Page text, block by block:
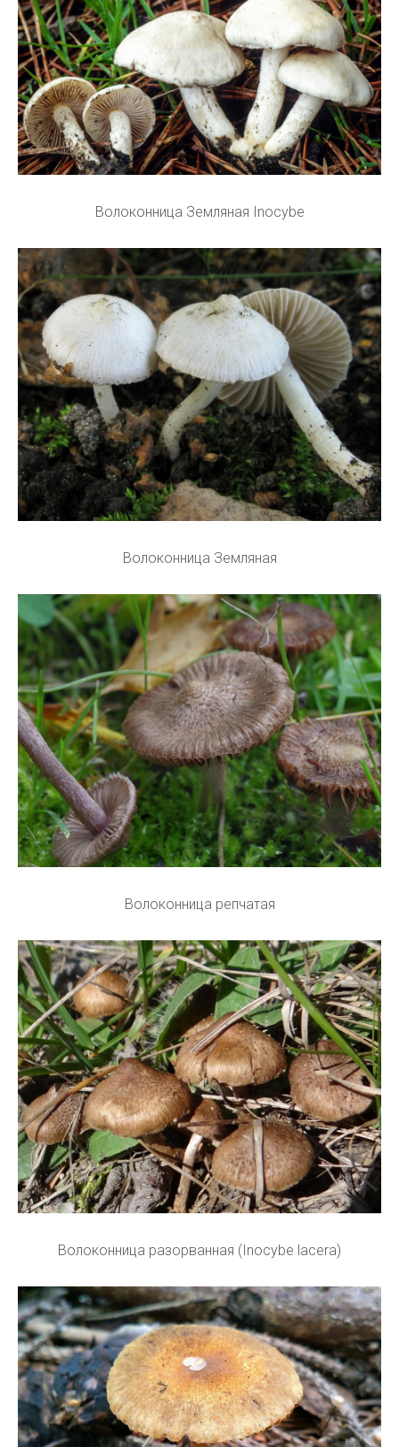
Волоконница Земляная Inocybe
Волоконница Земляная
Волоконница репчатая
Волоконница разорванная (Inocybe lacera)